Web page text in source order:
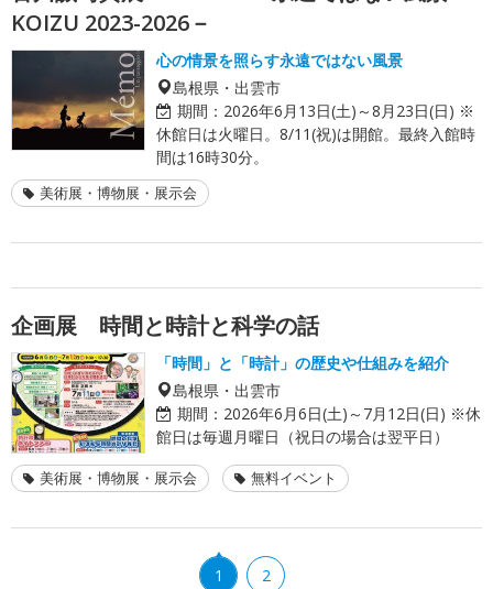
KOIZU 2023-2026－
心の情景を照らす永遠ではない風景
島根県・出雲市
期間： 2026年6月13日(土)～8月23日(日) ※
休館日は火曜日。8/11(祝)は開館。最終入館時
間は16時30分。
美術展・博物展・展示会
企画展 時間と時計と科学の話
「時間」と「時計」の歴史や仕組みを紹介
島根県・出雲市
期間： 2026年6月6日(土)～7月12日(日) ※休
館日は毎週月曜日（祝日の場合は翌平日）
美術展・博物展・展示会 無料イベント
1 2